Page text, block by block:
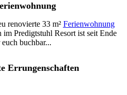
renovierte 33 m² Ferienwohnung
Predigtstuhl Resort ist seit Ende
buchbar...
Errungenschaften